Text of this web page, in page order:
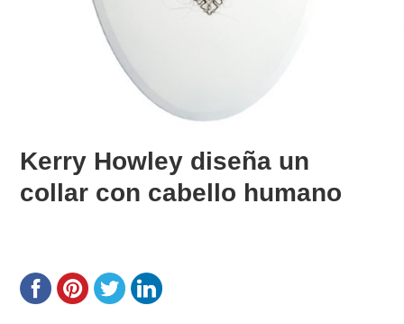
Kerry Howley diseña un
collar con cabello humano